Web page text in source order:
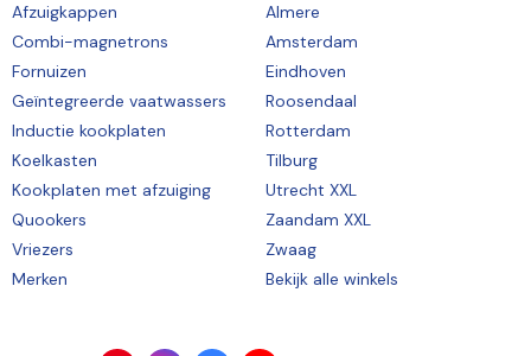
Afzuigkappen
Combi-magnetrons
Fornuizen
Geïntegreerde vaatwassers
Inductie kookplaten
Koelkasten
Kookplaten met afzuiging
Quookers
Vriezers
Merken
Almere
Amsterdam
Eindhoven
Roosendaal
Rotterdam
Tilburg
Utrecht XXL
Zaandam XXL
Zwaag
Bekijk alle winkels